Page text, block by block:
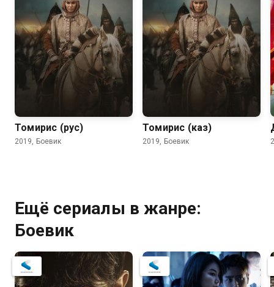
Томирис (рус)
2019, Боевик
Томирис (каз)
2019, Боевик
Ещё сериалы в жанре:
Боевик